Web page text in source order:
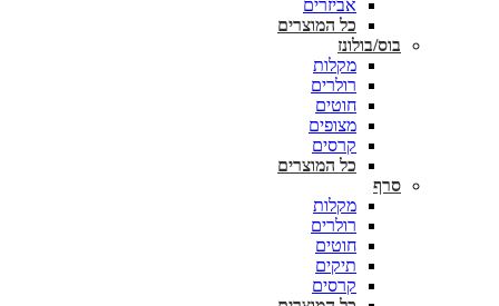
אביזרים
כל המוצרים
בוס/בולונז
מקלות
רולרים
חוטים
מצופים
קרסים
כל המוצרים
סרף
מקלות
רולרים
חוטים
תיקים
קרסים